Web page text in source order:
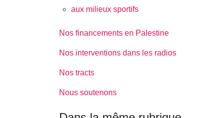
aux milieux sportifs
Nos financements en Palestine
Nos interventions dans les radios
Nos tracts
Nous soutenons